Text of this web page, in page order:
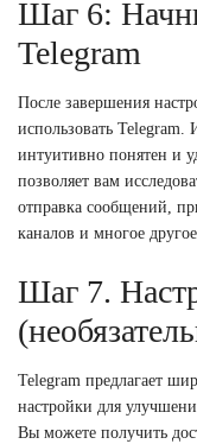
Шаг 6:
Telegram
После завершения
использовать
интуитивно понятен и
позволяет вам
отправка сообщений,
каналов и многое
Шаг 7.
Telegram предлагает
настройки для
Вы можете получить